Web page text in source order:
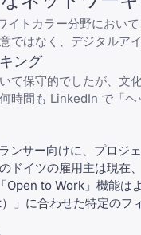
イトカラー分野におい
ではなく、デジタルア
ング
て保守的でしたが、
時間も LinkedIn で「
ンサー向けに、プロジ
ドイツの雇用主は現在
「Open to Work」機能は
」に合わせた特定のフ